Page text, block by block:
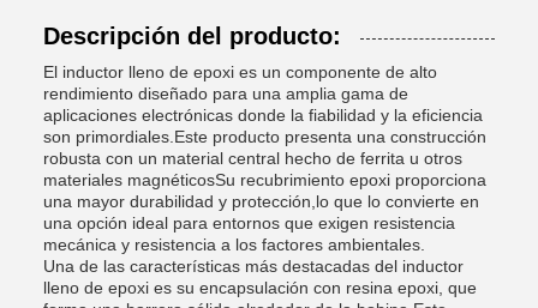
Descripción del producto:
El inductor lleno de epoxi es un componente de alto
rendimiento diseñado para una amplia gama de
aplicaciones electrónicas donde la fiabilidad y la eficiencia
son primordiales.Este producto presenta una construcción
robusta con un material central hecho de ferrita u otros
materiales magnéticosSu recubrimiento epoxi proporciona
una mayor durabilidad y protección,lo que lo convierte en
una opción ideal para entornos que exigen resistencia
mecánica y resistencia a los factores ambientales.
Una de las características más destacadas del inductor
lleno de epoxi es su encapsulación con resina epoxi, que